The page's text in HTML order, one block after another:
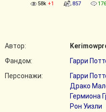
58k +1 857 176
Автор:
Фандом:
Гарри
Персонажи:
Гарри
Драко
Гермиона
Рон Уизли